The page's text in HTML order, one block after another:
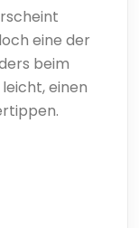
eine der
beim
einen